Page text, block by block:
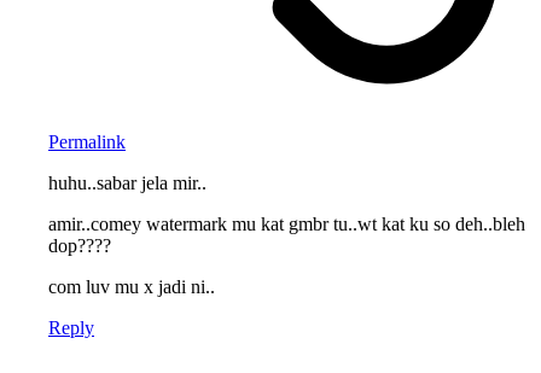
Permalink
huhu..sabar jela mir..
amir..comey watermark mu kat gmbr tu..wt kat ku so deh..bleh
dop????
com luv mu x jadi ni..
Reply